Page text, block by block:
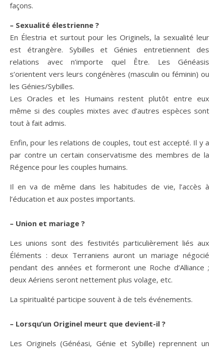
façons.
– Sexualité élestrienne ?
En Élestria et surtout pour les Originels, la sexualité leur
est étrangère. Sybilles et Génies entretiennent des
relations avec n’importe quel Être. Les Généasis
s’orientent vers leurs congénères (masculin ou féminin) ou
les Génies/Sybilles.
Les Oracles et les Humains restent plutôt entre eux
même si des couples mixtes avec d’autres espèces sont
tout à fait admis.
Enfin, pour les relations de couples, tout est accepté. Il y a
par contre un certain conservatisme des membres de la
Régence pour les couples humains.
Il en va de même dans les habitudes de vie, l’accès à
l’éducation et aux postes importants.
– Union et mariage ?
Les unions sont des festivités particulièrement liés aux
Éléments : deux Terraniens auront un mariage négocié
pendant des années et formeront une Roche d’Alliance ;
deux Aériens seront nettement plus volage, etc.
La spiritualité participe souvent à de tels événements.
– Lorsqu’un Originel meurt que devient-il ?
Les Originels (Généasi, Génie et Sybille) reprennent un